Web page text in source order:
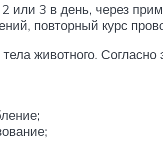
или 3 в день, через
повторный курс
животного.